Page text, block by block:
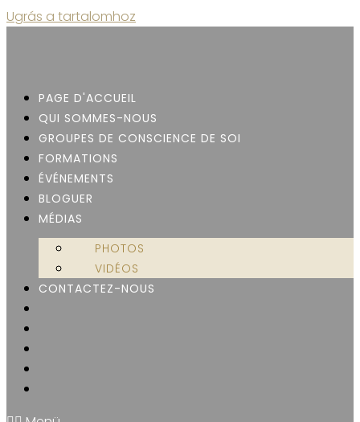
Ugrás a tartalomhoz
PAGE D'ACCUEIL
QUI SOMMES-NOUS
GROUPES DE CONSCIENCE DE SOI
FORMATIONS
ÉVÉNEMENTS
BLOGUER
MÉDIAS
PHOTOS
VIDÉOS
CONTACTEZ-NOUS